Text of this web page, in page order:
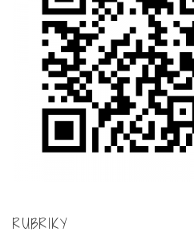
RUBRIKY